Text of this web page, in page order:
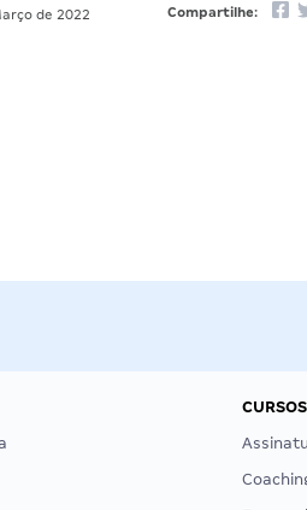
de 2022 Compartilhe: